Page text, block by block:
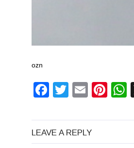
ozn
Facebook
Twitter
Email
LEAVE A REPLY